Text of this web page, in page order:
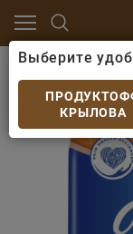
Выберите
КРЫЛОВА